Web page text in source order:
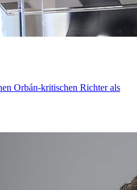
Orbán-kritischen Richter als